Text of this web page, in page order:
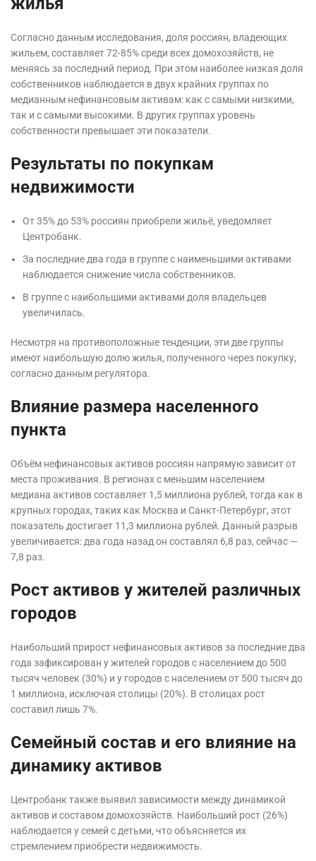
Согласно данным исследования, доля россиян, владеющих
жильем, составляет 72-85% среди всех домохозяйств, не
меняясь за последний период. При этом наиболее низкая доля
собственников наблюдается в двух крайних группах по
медианным нефинансовым активам: как с самыми низкими,
так и с самыми высокими. В других группах уровень
собственности превышает эти показатели.
Результаты по покупкам
недвижимости
От 35% до 53% россиян приобрели жильё, уведомляет
Центробанк.
За последние два года в группе с наименьшими активами
наблюдается снижение числа собственников.
В группе с наибольшими активами доля владельцев
увеличилась.
Несмотря на противоположные тенденции, эти две группы
имеют наибольшую долю жилья, полученного через покупку,
согласно данным регулятора.
Влияние размера населенного
пункта
Объём нефинансовых активов россиян напрямую зависит от
места проживания. В регионах с меньшим населением
медиана активов составляет 1,5 миллиона рублей, тогда как в
крупных городах, таких как Москва и Санкт-Петербург, этот
показатель достигает 11,3 миллиона рублей. Данный разрыв
увеличивается: два года назад он составлял 6,8 раз, сейчас —
7,8 раз.
Рост активов у жителей различных
городов
Наибольший прирост нефинансовых активов за последние два
года зафиксирован у жителей городов с населением до 500
тысяч человек (30%) и у городов с населением от 500 тысяч до
1 миллиона, исключая столицы (20%). В столицах рост
составил лишь 7%.
Семейный состав и его влияние на
динамику активов
Центробанк также выявил зависимости между динамикой
активов и составом домохозяйств. Наибольший рост (26%)
наблюдается у семей с детьми, что объясняется их
стремлением приобрести недвижимость.